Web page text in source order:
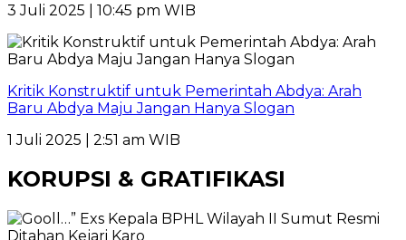
3 Juli 2025 | 10:45 pm WIB
Kritik Konstruktif untuk Pemerintah Abdya: Arah
Baru Abdya Maju Jangan Hanya Slogan
1 Juli 2025 | 2:51 am WIB
KORUPSI & GRATIFIKASI